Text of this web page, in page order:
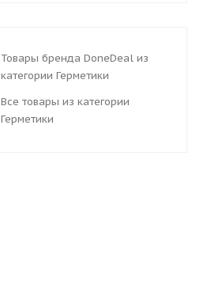
Товары бренда DoneDeal из
категории Герметики
Все товары из категории
Герметики